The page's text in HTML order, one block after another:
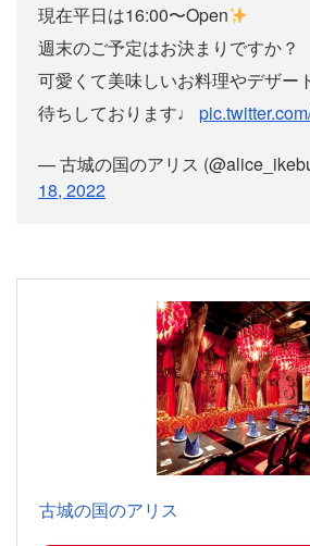
現在平日は16:00〜Open
週末のご予定はお決まりですか？
可愛くて美味しいお料理やデザー
待ちしております♩
— 古城の国のアリス
18, 2022
古城の国のアリス